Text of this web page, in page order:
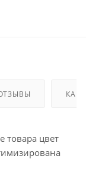
КАК
товара цвет